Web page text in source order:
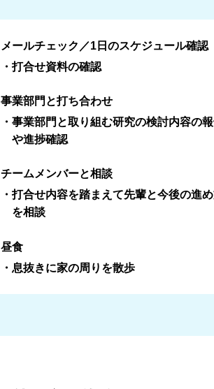
メールチェック／1日のスケジュール確認
・打合せ資料の確認
事業部門と打ち合わせ
・事業部門と取り組む研究の検討内容の
や進捗確認
チームメンバーと相談
・打合せ内容を踏まえて先輩と今後の進
を相談
昼食
・息抜きに家の周りを散歩